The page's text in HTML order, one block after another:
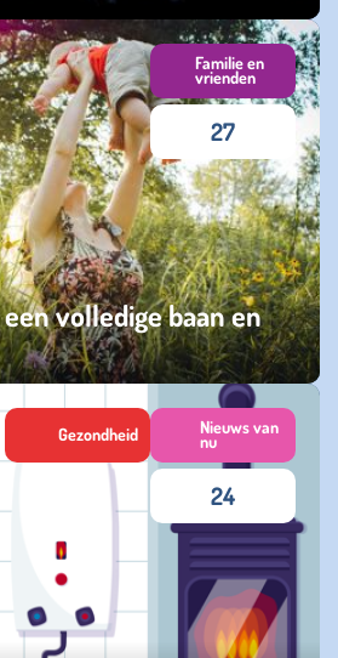
volledige baan en
Familie en
vrienden
27
Gezondheid Nieuws van
nu
24